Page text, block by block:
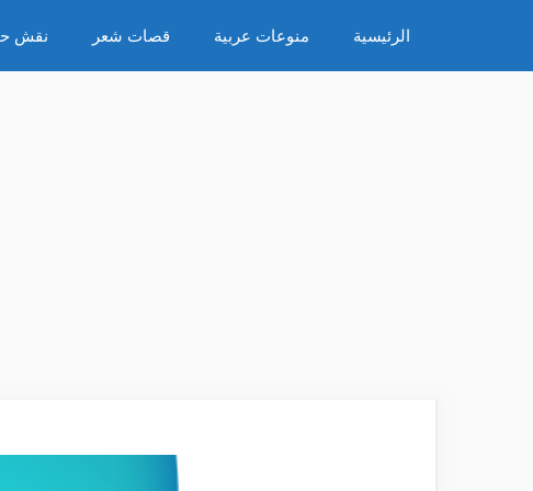
المحتوى
الرئيسية منوعات عربية قصات شعر نقش